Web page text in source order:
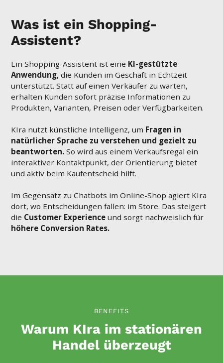
Was ist ein Shopping-
Assistent?
Ein Shopping-Assistent ist eine KI-gestützte
Anwendung, die Kunden im Geschäft in Echtzeit
unterstützt. Statt auf einen Verkäufer zu warten,
erhalten Kunden sofort präzise Informationen zu
Produkten, Varianten, Preisen oder Verfügbarkeiten.
KIra nutzt künstliche Intelligenz, um Fragen in
natürlicher Sprache zu verstehen und gezielt zu
beantworten. So wird aus einem Verkaufsregal ein
interaktiver Kontaktpunkt, der Orientierung bietet
und aktiv beim Kaufentscheid hilft.
Im Gegensatz zu Chatbots im Online-Shop agiert KIra
dort, wo Entscheidungen fallen: im Store. Das steigert
die Customer Experience und sorgt nachweislich für
höhere Conversion Rates.
BENEFITS
Warum KIra im stationären
Handel überzeugt